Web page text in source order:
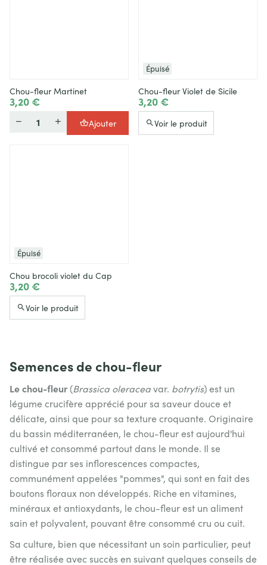
Chou-fleur Martinet
3,20 €
Ajouter
Épuisé
Chou-fleur Violet de Sicile
3,20 €
Voir le produit
Épuisé
Chou brocoli violet du Cap
3,20 €
Voir le produit
Semences de chou-fleur
Le chou-fleur(Brassica oleraceavar. botrytis) est un
légume crucifère apprécié pour sa saveur douce et
délicate, ainsi que pour sa texture croquante. Originaire
du bassin méditerranéen, le chou-fleur est aujourd'hui
cultivé et consommé partout dans le monde. Il se
distingue par ses inflorescences compactes,
communément appelées "pommes", qui sont en fait des
boutons floraux non développés. Riche en vitamines,
minéraux et antioxydants, le chou-fleur est un aliment
sain et polyvalent, pouvant être consommé cru ou cuit.
Sa culture, bien que nécessitant un soin particulier, peut
être réalisée avec succès en suivant quelques conseils de